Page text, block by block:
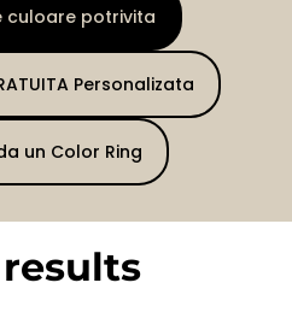
culoare potrivita
Personalizata
un Color Ring